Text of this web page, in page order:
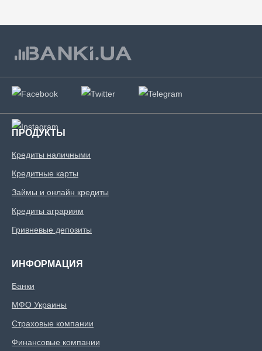
ПРОДУКТЫ
Кредиты наличными
Кредитные карты
Займы и онлайн кредиты
Кредиты аграриям
Гривневые депозиты
ИНФОРМАЦИЯ
Банки
МФО Украины
Страховые компании
Финансовые компании